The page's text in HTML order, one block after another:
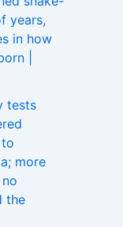
years,
in how
|
tests
more
the